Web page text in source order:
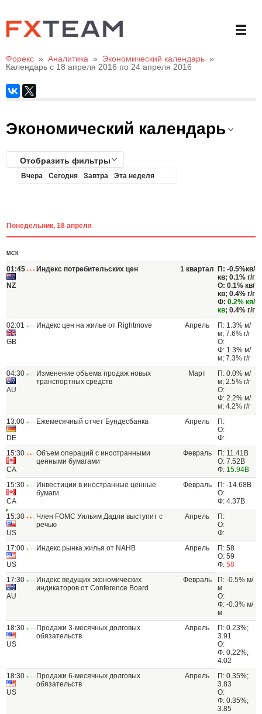
Форекс » Аналитика » Экономический календарь »
Календарь с 18 апреля 2016 по 24 апреля 2016
Экономический календарь
Отобразить фильтры
Вчера Сегодня Завтра Эта неделя
Понедельник, 18 апреля
МСК
01:45
NZ
Индекс потребительских цен 1 квартал
П: -0.5%кв/
кв; 0.1% г/г
О: 0.1% кв/
кв; 0.4% г/г
Ф: 0.2% кв/
кв; 0.4% г/г
02:01
GB
Индекс цен на жилье от Rightmove Апрель
П: 1.3% м/
м; 7.6% г/г
О:
Ф: 1.3% м/
м; 7.3% г/г
04:30
AU
Изменение объема продаж новых
транспортных средств
Март
П: 0.0% м/
м; 2.5% г/г
О:
Ф: 2.2% м/
м; 4.2% г/г
13:00
DE
Ежемесячный отчет Бундесбанка Апрель
П:
О:
Ф:
15:30
CA
Объем операций с иностранными
ценными бумагами
Февраль
П: 11.41B
О: 7.52B
Ф: 15.94B
15:30
CA
Инвестиции в иностранные ценные
бумаги
Февраль
П: -14.68B
О:
Ф: 4.37B
15:30
US
Член FOMC Уильям Дадли выступит с
речью
Апрель
П:
О:
Ф:
17:00
US
Индекс рынка жилья от NAHB Апрель
П: 58
О: 59
Ф: 58
17:30
AU
Индекс ведущих экономических
индикаторов от Conference Board
Февраль
П: -0.5% м/
м
О:
Ф: -0.3% м/
м
18:30
US
Продажи 3-месячных долговых
обязательств
Апрель
П: 0.23%;
3.91
О:
Ф: 0.22%;
4.02
18:30
US
Продажи 6-месячных долговых
обязательств
Апрель
П: 0.35%;
3.83
О:
Ф: 0.35%;
3.85